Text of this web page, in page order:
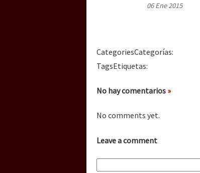
Dia 2 do
Dia 1: Encontro
06 Ene 2015
CategoriesCategorías:
TagsEtiquetas:
No hay comentarios »
No comments yet.
Leave a comment